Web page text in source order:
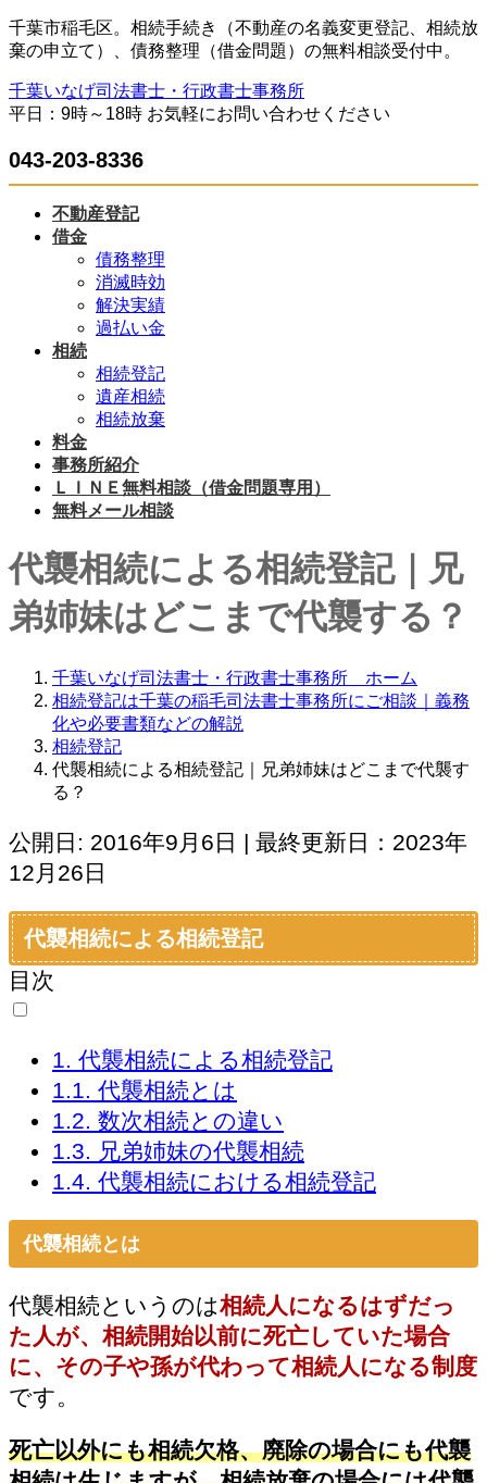
コ
ン
ン
ツ
ス
キ
ナ
ビ
ー
シ
ン
に
千葉市稲毛区。相続手続き（不動産の名義変更登記、相続放
棄の申立て）、債務整理（借金問題）の無料相談受付中。
千葉いなげ司法書士・行政書士事務所
平日：9時～18時 お気軽にお問い合わせください
043-203-8336
不動産登記
借金
債務整理
消滅時効
解決実績
過払い金
相続
相続登記
遺産相続
相続放棄
料金
事務所紹介
ＬＩＮＥ無料相談（借金問題専用）
無料メール相談
代襲相続による相続登記｜兄
弟姉妹はどこまで代襲する？
千葉いなげ司法書士・行政書士事務所 ホーム
相続登記は千葉の稲毛司法書士事務所にご相談｜義務
化や必要書類などの解説
相続登記
代襲相続による相続登記｜兄弟姉妹はどこまで代襲す
る？
公開日: 2016年9月6日 | 最終更新日：2023年
12月26日
代襲相続による相続登記
目次
1. 代襲相続による相続登記
1.1. 代襲相続とは
1.2. 数次相続との違い
1.3. 兄弟姉妹の代襲相続
1.4. 代襲相続における相続登記
代襲相続とは
代襲相続というのは相続人になるはずだっ
た人が、相続開始以前に死亡していた場合
に、その子や孫が代わって相続人になる制度
です。
死亡以外にも相続欠格、廃除の場合にも代襲